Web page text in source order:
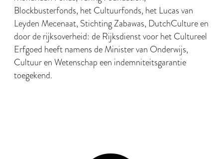
Blockbusterfonds, het Cultuurfonds, het Lucas van
Leyden Mecenaat, Stichting Zabawas, DutchCulture en
door de rijksoverheid: de Rijksdienst voor het Cultureel
Erfgoed heeft namens de Minister van Onderwijs,
Cultuur en Wetenschap een indemniteitsgarantie
toegekend.